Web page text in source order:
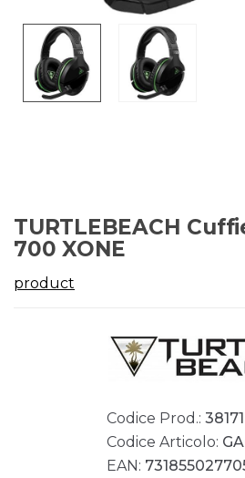
TURTLEBEACH
700 XONE
product
Codice Prod.: 38171
Codice Articolo:
EAN: